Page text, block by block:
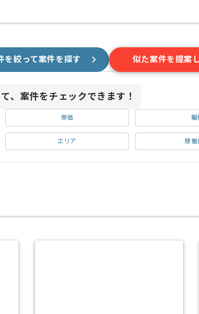
を絞って案件を探す 似た案件を提案
、案件をチェックできます！
単価 職
エリア 稼働